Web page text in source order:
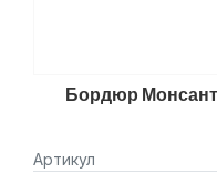
Бордюр
Артикул